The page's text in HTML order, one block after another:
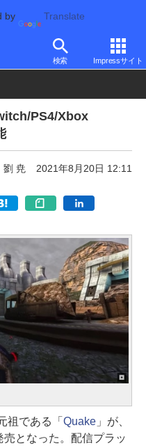
by Translate
検索 Impressサイト
他ソフト/アプリ 新バージョン
PS4/Xbox
劉 尭 2021年8月20日 12:11
である「 Quake」が、
となった。配信プラッ